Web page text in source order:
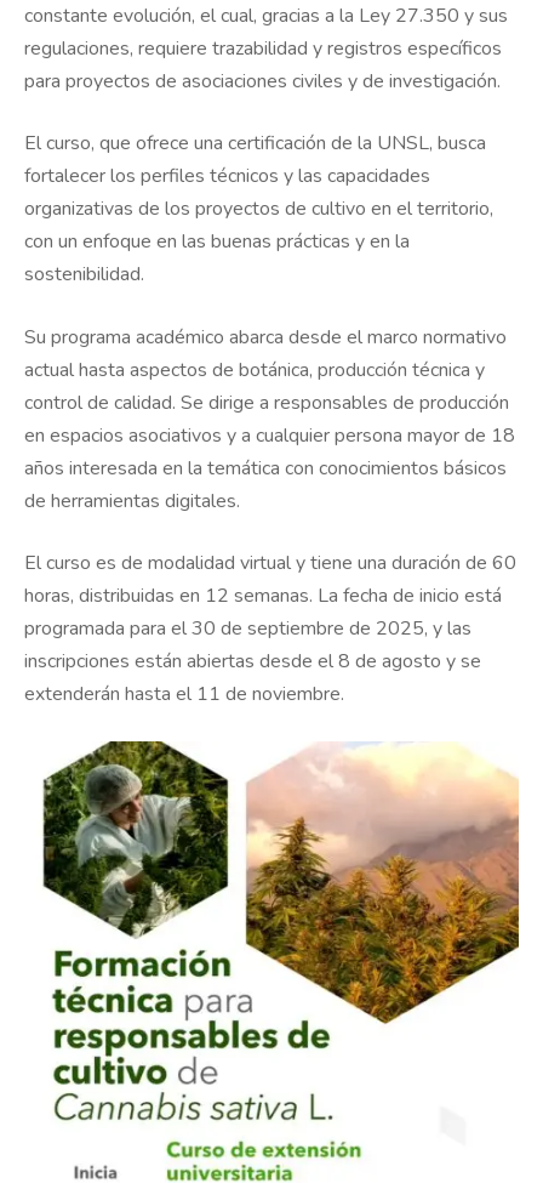
constante evolución, el cual, gracias a la Ley 27.350 y sus
regulaciones, requiere trazabilidad y registros específicos
para proyectos de asociaciones civiles y de investigación.
El curso, que ofrece una certificación de la UNSL, busca
fortalecer los perfiles técnicos y las capacidades
organizativas de los proyectos de cultivo en el territorio,
con un enfoque en las buenas prácticas y en la
sostenibilidad.
Su programa académico abarca desde el marco normativo
actual hasta aspectos de botánica, producción técnica y
control de calidad. Se dirige a responsables de producción
en espacios asociativos y a cualquier persona mayor de 18
años interesada en la temática con conocimientos básicos
de herramientas digitales.
El curso es de modalidad virtual y tiene una duración de 60
horas, distribuidas en 12 semanas. La fecha de inicio está
programada para el 30 de septiembre de 2025, y las
inscripciones están abiertas desde el 8 de agosto y se
extenderán hasta el 11 de noviembre.